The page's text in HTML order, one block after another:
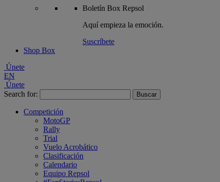
Boletín Box Repsol
Aquí empieza la emoción.
Suscríbete
Shop Box
Únete
EN
Únete
Search for:
Competición
MotoGP
Rally
Trial
Vuelo Acrobático
Clasificación
Calendario
Equipo Repsol